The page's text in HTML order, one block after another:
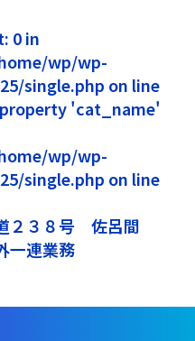
0 in
wp/wp-
single.php on line
'cat_name'
wp/wp-
single.php on line
２３８号 佐呂間
一連業務